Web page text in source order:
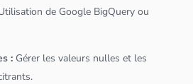
de Google BigQuery ou
: Gérer les valeurs nulles et les